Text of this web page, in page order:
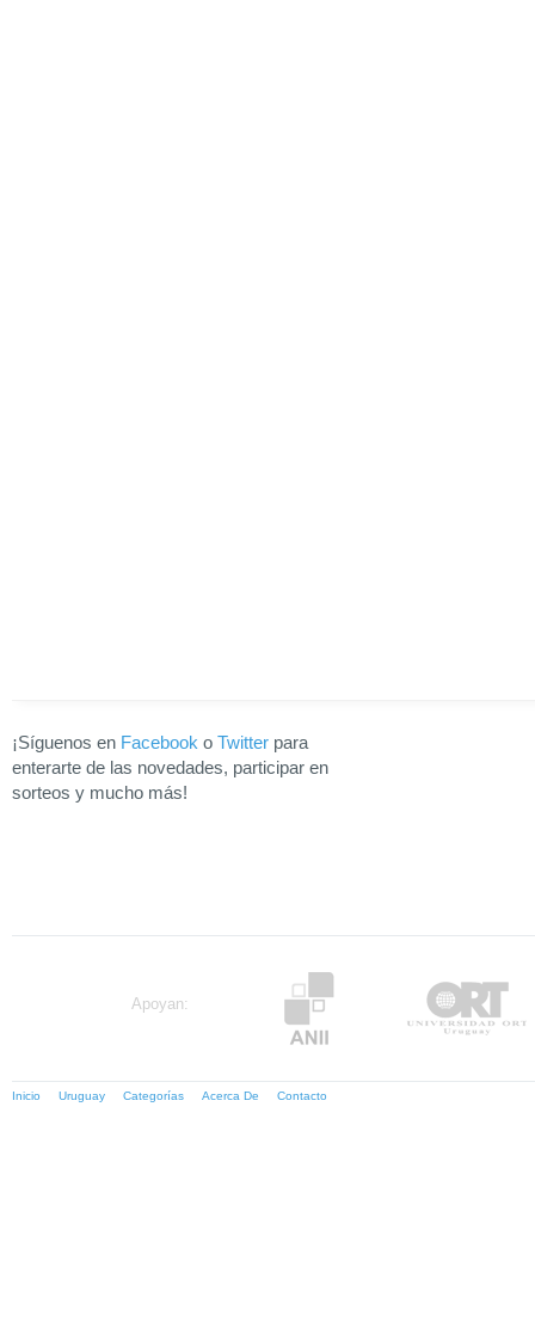
¡Síguenos en Facebook o Twitter para
enterarte de las novedades, participar en
sorteos y mucho más!
Apoyan:
Inicio Uruguay Categorías Acerca De Contacto